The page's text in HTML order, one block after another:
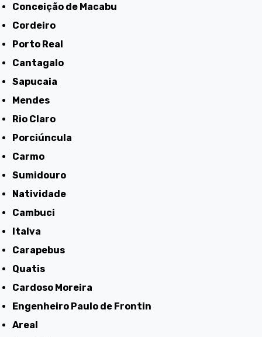
Conceição de Macabu
Cordeiro
Porto Real
Cantagalo
Sapucaia
Mendes
Rio Claro
Porciúncula
Carmo
Sumidouro
Natividade
Cambuci
Italva
Carapebus
Quatis
Cardoso Moreira
Engenheiro Paulo de Frontin
Areal